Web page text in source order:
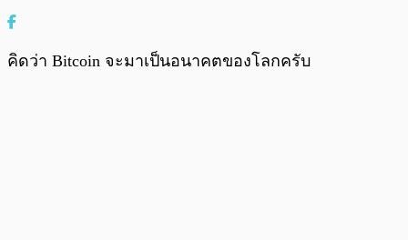
คิดว่า Bitcoin จะมาเป็นอนาคตของโลกครับ